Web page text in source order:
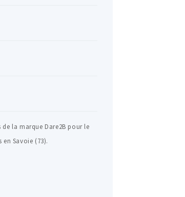
la marque Dare2B pour le
Savoie (73).